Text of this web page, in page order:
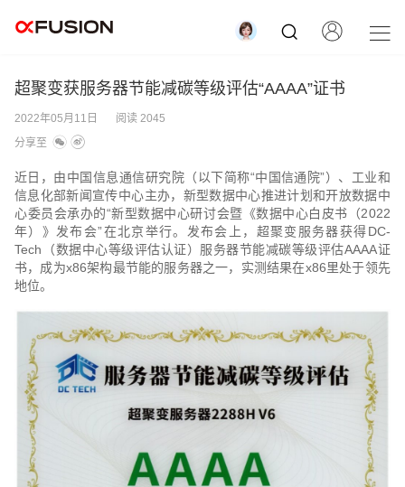
超聚变获服务器节能减碳等级评估“AAAA”证书
2022年05月11日
阅读 2045
分享至
近日，由中国信息通信研究院（以下简称“中国信通院”）、工业和
信息化部新闻宣传中心主办，新型数据中心推进计划和开放数据中
心委员会承办的“新型数据中心研讨会暨《数据中心白皮书（2022
年）》发布会”在北京举行。发布会上，超聚变服务器获得DC-
Tech（数据中心等级评估认证）服务器节能减碳等级评估AAAA证
书，成为x86架构最节能的服务器之一，实测结果在x86里处于领先
地位。